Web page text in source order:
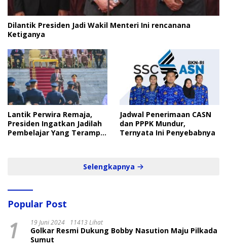
Dilantik Presiden Jadi Wakil Menteri Ini rencanana
Ketiganya
Lantik Perwira Remaja,
Presiden Ingatkan Jadilah
Pembelajar Yang Terampil
Jadwal Penerimaan CASN
dan PPPK Mundur,
Ternyata Ini Penyebabnya
Selengkapnya
Popular Post
1 19 Juni 2024 11413 Lihat
Golkar Resmi Dukung Bobby Nasution Maju Pilkada
Sumut